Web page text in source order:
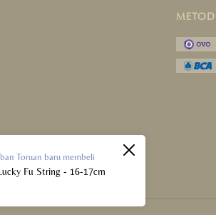
Toruan baru membeli
Fu String - 16-17cm